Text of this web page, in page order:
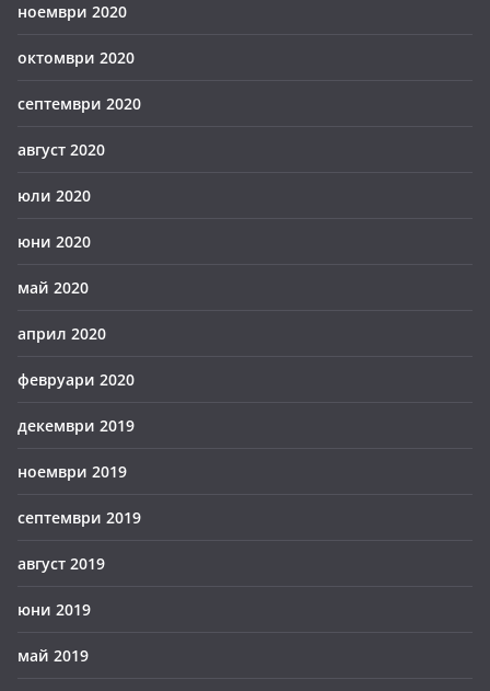
ноември 2020
октомври 2020
септември 2020
август 2020
юли 2020
юни 2020
май 2020
април 2020
февруари 2020
декември 2019
ноември 2019
септември 2019
август 2019
юни 2019
май 2019